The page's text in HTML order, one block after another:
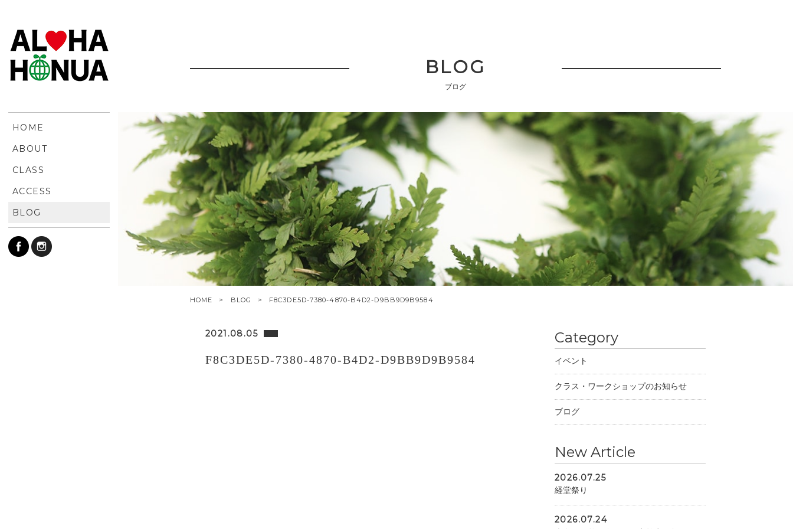
HOME
ABOUT
CLASS
ACCESS
BLOG
BLOG
ブログ
HOME BLOG F8C3DE5D-7380-4870-B4D2-D9BB9D9B9584
2021.08.05
F8C3DE5D-7380-4870-B4D2-D9BB9D9B9584
Category
イベント
クラス・ワークショップのお知らせ
ブログ
New Article
2026.07.25
経堂祭り
2026.07.24